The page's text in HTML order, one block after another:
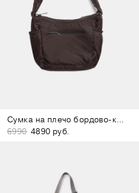
Сумка на плечо бордово-коричневая
6990 4890 руб.